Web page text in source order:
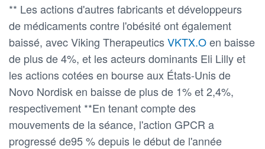
** Les actions d'autres fabricants et développeurs
de médicaments contre l'obésité ont également
baissé, avec Viking TherapeuticsVKTX.Oen baisse
de plus de 4%, et les acteurs dominants Eli Lilly et
les actions cotées en bourse aux États-Unis de
Novo Nordisk en baisse de plus de 1% et 2,4%,
respectivement **En tenant compte des
mouvements de la séance, l'action GPCR a
progressé de95 % depuis le début de l'année